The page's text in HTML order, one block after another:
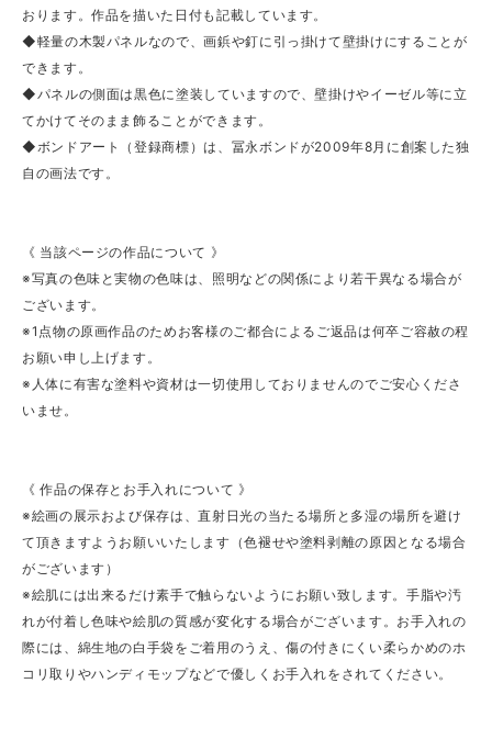
おります。作品を描いた日付も記載しています。
◆軽量の木製パネルなので、画鋲や釘に引っ掛けて壁掛けにすることが
できます。
◆パネルの側面は黒色に塗装していますので、壁掛けやイーゼル等に立
てかけてそのまま飾ることができます。
◆ボンドアート（登録商標）は、冨永ボンドが2009年8月に創案した独
自の画法です。
《 当該ページの作品について 》
※写真の色味と実物の色味は、照明などの関係により若干異なる場合が
ございます。
※1点物の原画作品のためお客様のご都合によるご返品は何卒ご容赦の程
お願い申し上げます。
※人体に有害な塗料や資材は一切使用しておりませんのでご安心くださ
いませ。
《 作品の保存とお手入れについて 》
※絵画の展示および保存は、直射日光の当たる場所と多湿の場所を避け
て頂きますようお願いいたします（色褪せや塗料剥離の原因となる場合
がございます）
※絵肌には出来るだけ素手で触らないようにお願い致します。手脂や汚
れが付着し色味や絵肌の質感が変化する場合がございます。お手入れの
際には、綿生地の白手袋をご着用のうえ、傷の付きにくい柔らかめのホ
コリ取りやハンディモップなどで優しくお手入れをされてください。